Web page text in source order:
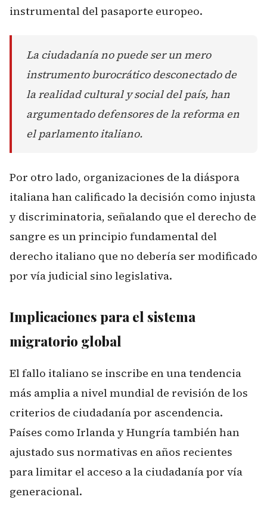
instrumental del pasaporte europeo.
La ciudadanía no puede ser un mero
instrumento burocrático desconectado de
la realidad cultural y social del país, han
argumentado defensores de la reforma en
el parlamento italiano.
Por otro lado, organizaciones de la diáspora
italiana han calificado la decisión como injusta
y discriminatoria, señalando que el derecho de
sangre es un principio fundamental del
derecho italiano que no debería ser modificado
por vía judicial sino legislativa.
Implicaciones para el sistema
migratorio global
El fallo italiano se inscribe en una tendencia
más amplia a nivel mundial de revisión de los
criterios de ciudadanía por ascendencia.
Países como Irlanda y Hungría también han
ajustado sus normativas en años recientes
para limitar el acceso a la ciudadanía por vía
generacional.